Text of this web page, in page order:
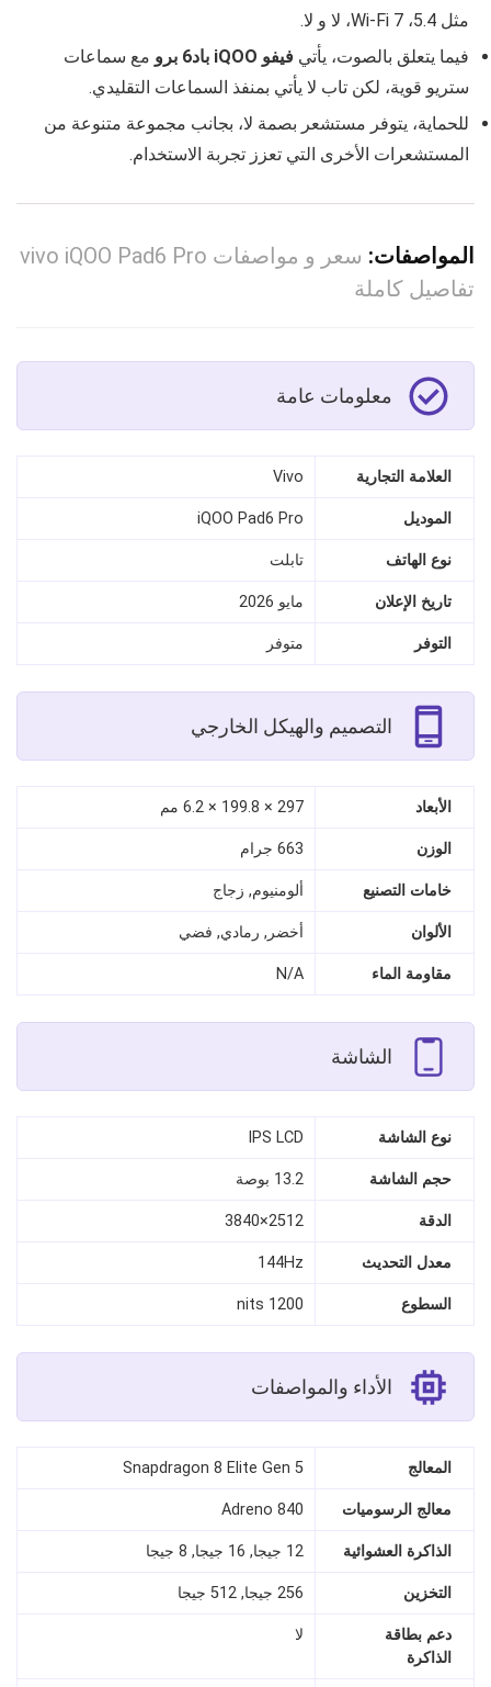
مثل 5.4، Wi‑Fi 7، لا و لا.
فيما يتعلق بالصوت، يأتي فيفو iQOO باد6 برو
مع سماعات
ستريو قوية، لكن تاب لا يأتي بمنفذ السماعات التقليدي.
للحماية، يتوفر مستشعر بصمة لا، بجانب مجموعة متنوعة من
المستشعرات الأخرى التي تعزز تجربة الاستخدام.
المواصفات:
سعر و مواصفات vivo iQOO Pad6 Pro
تفاصيل كاملة
معلومات عامة
العلامة التجارية Vivo
الموديل iQOO Pad6 Pro
نوع الهاتف تابلت
تاريخ الإعلان مايو 2026
التوفر متوفر
التصميم والهيكل الخارجي
الأبعاد 297 × 199.8 × 6.2 مم
الوزن 663 جرام
خامات التصنيع ألومنيوم, زجاج
الألوان أخضر, رمادي, فضي
مقاومة الماء N/A
الشاشة
نوع الشاشة IPS LCD
حجم الشاشة 13.2 بوصة
الدقة 2512×3840
معدل التحديث 144Hz
السطوع 1200 nits
الأداء والمواصفات
المعالج Snapdragon 8 Elite Gen 5
معالج الرسوميات Adreno 840
الذاكرة العشوائية 12 جيجا, 16 جيجا, 8 جيجا
التخزين 256 جيجا, 512 جيجا
دعم بطاقة
الذاكرة
لا